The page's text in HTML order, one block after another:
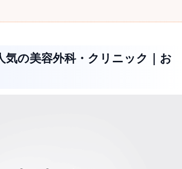
の美容外科・クリニック｜お